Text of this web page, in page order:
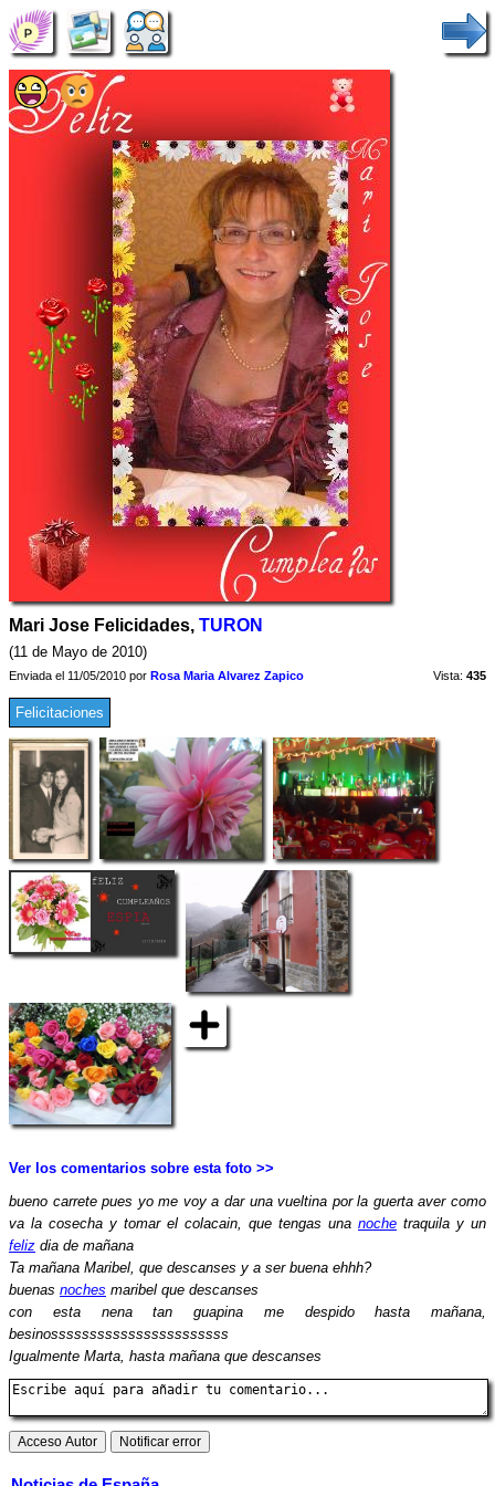
Mari Jose Felicidades, TURON
(11 de Mayo de 2010)
Enviada el 11/05/2010 por Rosa Maria Alvarez Zapico Vista: 435
Felicitaciones
Ver los comentarios sobre esta foto >>
bueno carrete pues yo me voy a dar una vueltina por la guerta aver como
va la cosecha y tomar el colacain, que tengas una noche traquila y un
feliz dia de mañana
Ta mañana Maribel, que descanses y a ser buena ehhh?
buenas noches maribel que descanses
con esta nena tan guapina me despido hasta mañana,
besinosssssssssssssssssssssss
Igualmente Marta, hasta mañana que descanses